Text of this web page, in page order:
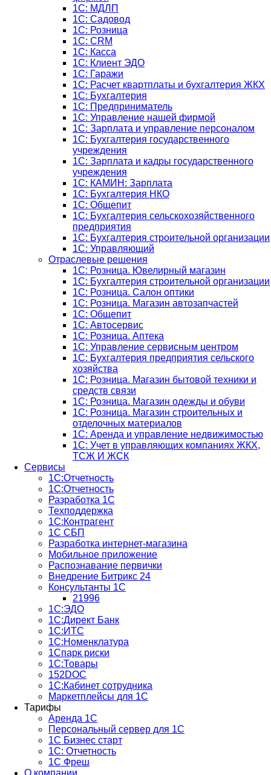
1С: МДЛП
1С: Садовод
1С: Розница
1C: CRM
1C: Касса
1С: Клиент ЭДО
1С: Гаражи
1C: Расчет квартплаты и бухгалтерия ЖКХ
1C: Бухгалтерия
1C: Предприниматель
1C: Управление нашей фирмой
1C: Зарплата и управление персоналом
1C: Бухгалтерия государственного
учреждения
1C: Зарплата и кадры государственного
учреждения
1C: КАМИН: Зарплата
1C: Бухгалтерия НКО
1С: Общепит
1С: Бухгалтерия сельскохозяйст­венного
предприятия
1С: Бухгалтерия строительной организации
1С: Управляющий
Отраслевые решения
1С: Розница. Ювелирный магазин
1С: Бухгалтерия строительной организации
1С: Розница. Салон оптики
1С: Розница. Магазин автозапчастей
1C: Общепит
1С: Автосервис
1С: Розница. Аптека
1С: Управление сервисным центром
1С: Бухгалтерия предприятия сельского
хозяйства
1С: Розница. Магазин бытовой техники и
средств связи
1С: Розница. Магазин одежды и обуви
1С: Розница. Магазин строительных и
отделочных материалов
1С: Аренда и управление недвижимостью
1C: Учет в управляющих компаниях ЖКХ,
ТСЖ И ЖСК
Сервисы
1С:Отчетность
1С:Отчетность
Разработка 1С
Техподдержка
1С:Контрагент
1С СБП
Разработка интернет-магазина
Мобильное приложение
Распознавание первички
Внедрение Битрикс 24
Консультанты 1С
21996
1С:ЭДО
1С:Директ Банк
1С:ИТС
1С:Номенклатура
1Спарк риски
1С:Товары
152DOC
1С:Кабинет сотрудника
Маркетплейсы для 1С
Тарифы
Аренда 1С
Персональный сервер для 1С
1С Бизнес старт
1С: Отчетность
1C Фреш